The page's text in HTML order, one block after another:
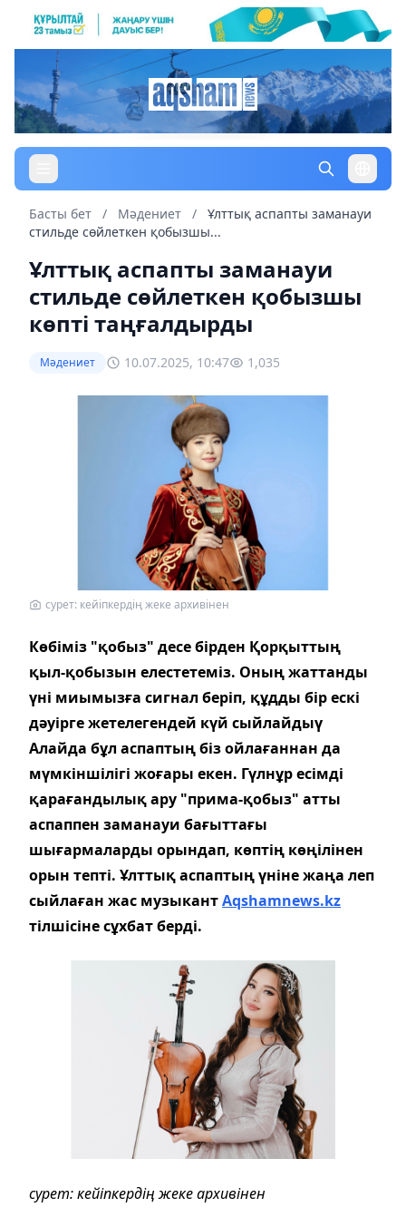
Басты бет / Мәдениет /
Ұлттық аспапты заманауи
стильде сөйлеткен қобызшы...
Ұлттық аспапты заманауи
стильде сөйлеткен қобызшы
көпті таңғалдырды
Мәдениет 10.07.2025, 10:47 1,035
сурет: кейіпкердің жеке архивінен
Көбіміз "қобыз" десе бірден Қорқыттың
қыл-қобызын елестетеміз. Оның жаттанды
үні миымызға сигнал беріп, құдды бір ескі
дәуірге жетелегендей күй сыйлайдыү
Алайда бұл аспаптың біз ойлағаннан да
мүмкіншілігі жоғары екен. Гүлнұр есімді
қарағандылық ару "прима-қобыз" атты
аспаппен заманауи бағыттағы
шығармаларды орындап, көптің көңілінен
орын тепті. Ұлттық аспаптың үніне жаңа леп
сыйлаған жас музыкантАqshamnews.kz
тілшісіне сұхбат берді.
сурет: кейіпкердің жеке архивінен